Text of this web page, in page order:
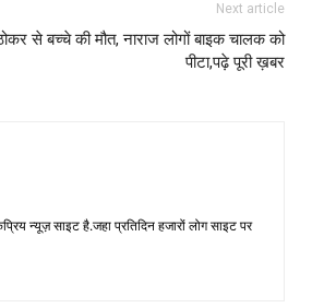
Next article
से बच्चे की मौत, नाराज लोगों बाइक चालक को
पीटा,पढ़े पूरी ख़बर
न्यूज़ साइट है.जहा प्रतिदिन हजारों लोग साइट पर